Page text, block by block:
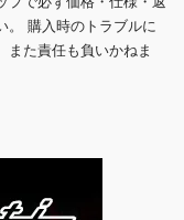
。 購入時のトラブルに
また責任も負いかねま